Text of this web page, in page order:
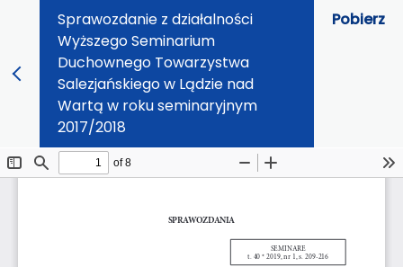
Sprawozdanie z działalności
Wyższego Seminarium
Duchownego Towarzystwa
Salezjańskiego w Lądzie nad
Wartą w roku seminaryjnym
2017/2018
Pobierz